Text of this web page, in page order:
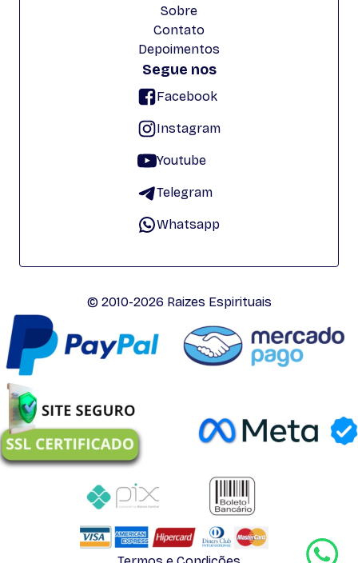
Sobre
Contato
Depoimentos
Segue nos
Facebook
Instagram
Youtube
Telegram
Whatsapp
© 2010-2026 Raizes Espirituais